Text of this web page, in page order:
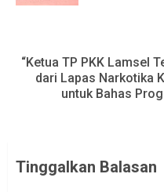
Next
“Ketua TP PKK Lamsel
dari Lapas Narkotika
untuk Bahas
Tinggalkan Balasan